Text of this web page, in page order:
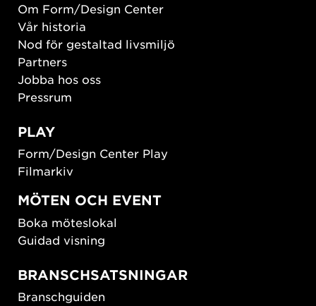
Om Form/Design Center
Vår historia
Nod för gestaltad livsmiljö
Partners
Jobba hos oss
Pressrum
PLAY
Form/Design Center Play
Filmarkiv
MÖTEN OCH EVENT
Boka möteslokal
Guidad visning
BRANSCHSATSNINGAR
Branschguiden